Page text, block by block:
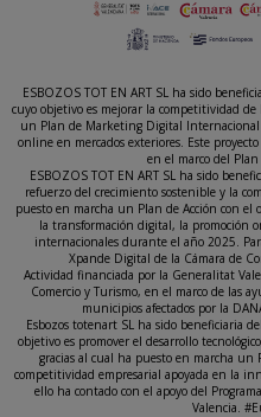
ESBOZOS TOT EN ART SL ha sido
cuyo objetivo es mejorar la competitividad de
un Plan de Marketing Digital
online en mercados exteriores. Este
en el marco del Plan
ESBOZOS TOT EN ART SL ha sido
refuerzo del crecimiento sostenible y la
puesto en marcha un Plan de Acción con
la transformación digital, la promoción
internacionales durante el año 2025.
Xpande Digital de la Cámara de
Actividad financiada por la Generalitat
Comercio y Turismo, en el marco de las
municipios afectados por la
Esbozos totenart SL ha sido beneficiaria
objetivo es promover el desarrollo
gracias al cual ha puesto en marcha un
competitividad empresarial apoyada en la
ello ha contado con el apoyo del
Valencia.